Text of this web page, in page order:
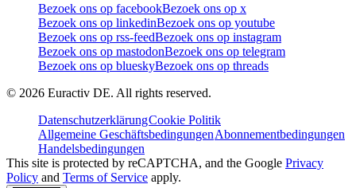
Bezoek ons op facebookBezoek ons op x
Bezoek ons op linkedinBezoek ons op youtube
Bezoek ons op rss-feedBezoek ons op instagram
Bezoek ons op mastodonBezoek ons op telegram
Bezoek ons op blueskyBezoek ons op threads
© 2026 Euractiv DE. All rights reserved.
DatenschutzerklärungCookie Politik
Allgemeine GeschäftsbedingungenAbonnementbedingungen
Handelsbedingungen
This site is protected by reCAPTCHA, and the Google Privacy
Policy and Terms of Service apply.